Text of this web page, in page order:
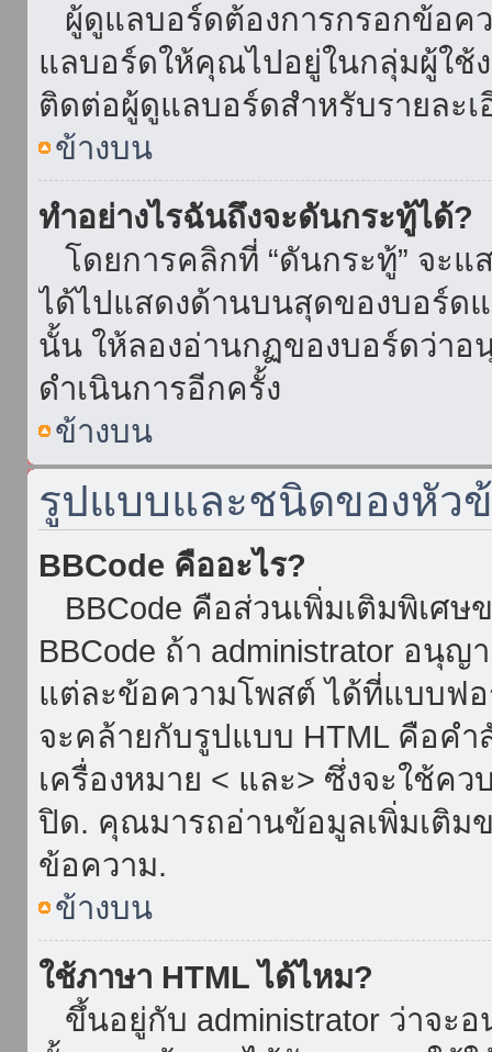
ผู้ดูแลบอร์ดต้องการกรอกข้อค
แลบอร์ดให้คุณไปอยู่ในกลุ่มผู้ใช้
ติดต่อผู้ดูแลบอร์ดสำหรับรายละเ
ข้างบน
ทำอย่างไรฉันถึงจะดันกระทู้ได้?
โดยการคลิกที่ “ดันกระทู้” จะ
ได้ไปแสดงด้านบนสุดของบอร์ด
นั้น ให้ลองอ่านกฏของบอร์ดว่า
ดำเนินการอีกครั้ง
ข้างบน
รูปแบบและชนิดของหัว
BBCode คืออะไร?
BBCode คือส่วนเพิ่มเติมพิเศ
BBCode ถ้า administrator อนุ
แต่ละข้อความโพสต์ ได้ที่แบบฟ
จะคล้ายกับรูปแบบ HTML คือคำ
เครื่องหมาย < และ> ซึ่งจะใช้ค
ปิด. คุณมารถอ่านข้อมูลเพิ่มเติม
ข้อความ.
ข้างบน
ใช้ภาษา HTML ได้ไหม?
ขึ้นอยู่กับ administrator ว่าจะ